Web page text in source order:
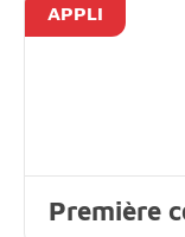
APPLI
Première